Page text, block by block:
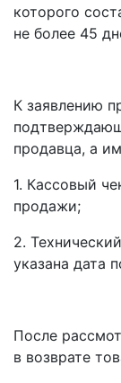
которого
не более 45
К заявлению
продавца, а
1. Кассовый
продажи;
2.
указана дата
После
в возврате